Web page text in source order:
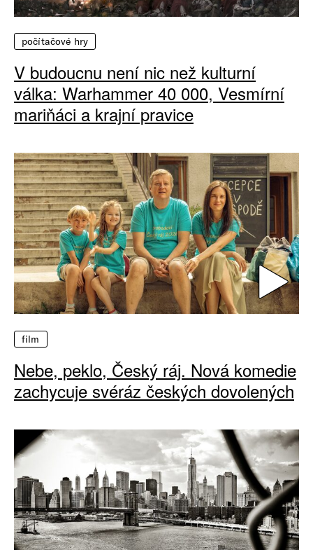
počítačové hry
V budoucnu není nic než kulturní
válka: Warhammer 40 000, Vesmírní
mariňáci a krajní pravice
film
Nebe, peklo, Český ráj. Nová komedie
zachycuje svéráz českých dovolených